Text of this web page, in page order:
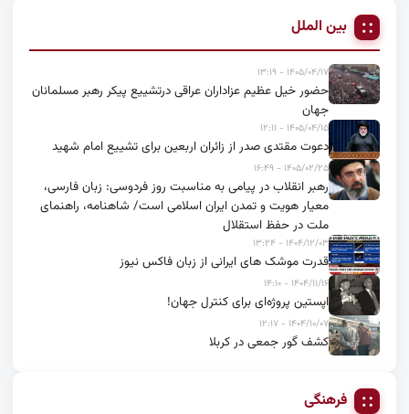
بین الملل
۱۴۰۵/۰۴/۱۷ - ۱۳:۱۹
حضور خیل عظیم عزاداران عراقی درتشییع پیکر رهبر مسلمانان
جهان
۱۴۰۵/۰۴/۱۵ - ۱۲:۱۱
دعوت مقتدی صدر از زائران اربعین برای تشییع امام شهید
۱۴۰۵/۰۲/۲۵ - ۱۶:۴۹
رهبر انقلاب در پیامی به مناسبت روز فردوسی: زبان فارسی،
معیار هویت و تمدن ایران اسلامی است/ شاهنامه، راهنمای
ملت در حفظ استقلال
۱۴۰۴/۱۲/۰۳ - ۱۳:۲۴
قدرت موشک های ایرانی از زبان فاکس نیوز
۱۴۰۴/۱۱/۱۶ - ۱۴:۱۰
اپستین پروژه‌ای برای کنترل جهان!
۱۴۰۴/۱۰/۰۷ - ۱۲:۱۷
کشف گور جمعی در کربلا
فرهنگی